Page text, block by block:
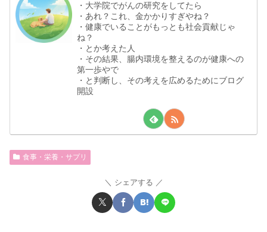
・大学院でがんの研究をしてたら
・あれ？これ、金かかりすぎやね？
・健康でいることがもっとも社会貢献じゃ
ね？
・とか考えた人
・その結果、腸内環境を整えるのが健康への
第一歩やで
・と判断し、その考えを広めるためにブログ
開設
食事・栄養・サプリ
シェアする